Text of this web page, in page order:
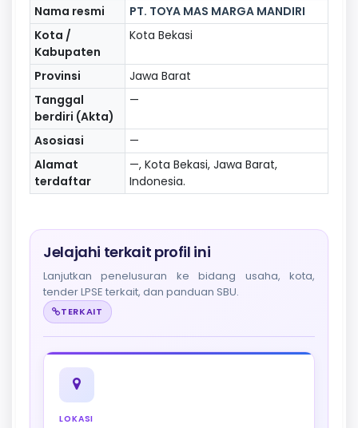
Nama resmi
PT. TOYA MAS MARGA MANDIRI
Kota /
Kabupaten
Kota Bekasi
Provinsi
Jawa Barat
Tanggal
berdiri (Akta)
—
Asosiasi
—
Alamat
terdaftar
—, Kota Bekasi, Jawa Barat,
Indonesia.
Jelajahi terkait profil ini
Lanjutkan penelusuran ke bidang usaha, kota,
tender LPSE terkait, dan panduan SBU.
TERKAIT
LOKASI